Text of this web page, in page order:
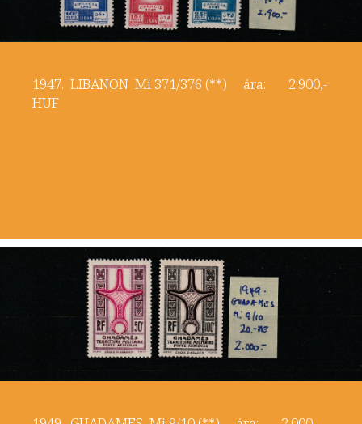
1947. LIBANON Mi 371/376 (**) ára: 2.900,-
HUF